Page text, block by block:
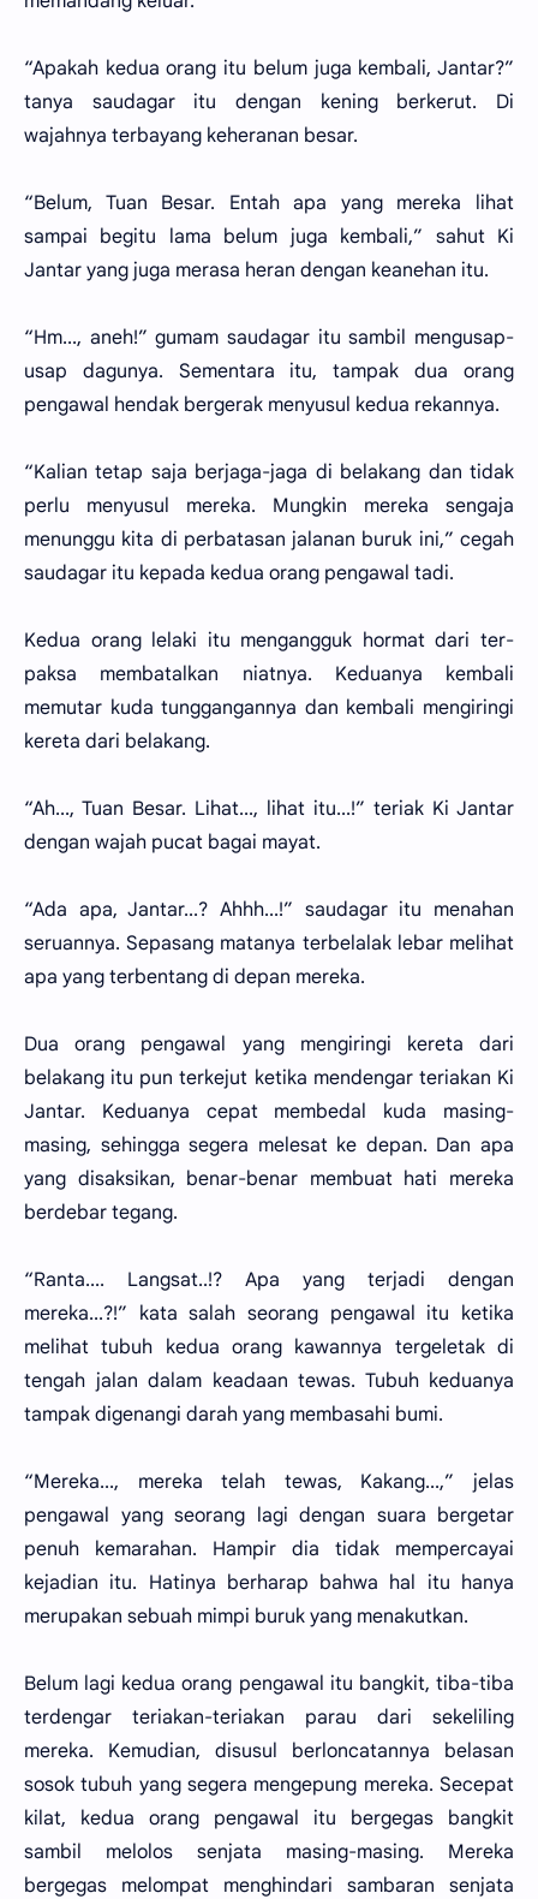
“Apakah kedua orang itu belum juga kembali, Jantar?”
tanya saudagar itu dengan kening berkerut. Di
wajahnya terbayang keheranan besar.
“Belum, Tuan Besar. Entah apa yang mereka lihat
sampai begitu lama belum juga kembali,” sahut Ki
Jantar yang juga merasa heran dengan keanehan itu.
“Hm..., aneh!” gumam saudagar itu sambil mengusap-
usap dagunya. Sementara itu, tampak dua orang
pengawal hendak bergerak menyusul kedua rekannya.
“Kalian tetap saja berjaga-jaga di belakang dan tidak
perlu menyusul mereka. Mungkin mereka sengaja
menunggu kita di perbatasan jalanan buruk ini,” cegah
saudagar itu kepada kedua orang pengawal tadi.
Kedua orang lelaki itu mengangguk hormat dari ter-
paksa membatalkan niatnya. Keduanya kembali
memutar kuda tunggangannya dan kembali mengiringi
kereta dari belakang.
“Ah..., Tuan Besar. Lihat..., lihat itu...!” teriak Ki Jantar
dengan wajah pucat bagai mayat.
“Ada apa, Jantar...? Ahhh...!” saudagar itu menahan
seruannya. Sepasang matanya terbelalak lebar melihat
apa yang terbentang di depan mereka.
Dua orang pengawal yang mengiringi kereta dari
belakang itu pun terkejut ketika mendengar teriakan Ki
Jantar. Keduanya cepat membedal kuda masing-
masing, sehingga segera melesat ke depan. Dan apa
yang disaksikan, benar-benar membuat hati mereka
berdebar tegang.
“Ranta.... Langsat..!? Apa yang terjadi dengan
mereka...?!” kata salah seorang pengawal itu ketika
melihat tubuh kedua orang kawannya tergeletak di
tengah jalan dalam keadaan tewas. Tubuh keduanya
tampak digenangi darah yang membasahi bumi.
“Mereka..., mereka telah tewas, Kakang...,” jelas
pengawal yang seorang lagi dengan suara bergetar
penuh kemarahan. Hampir dia tidak mempercayai
kejadian itu. Hatinya berharap bahwa hal itu hanya
merupakan sebuah mimpi buruk yang menakutkan.
Belum lagi kedua orang pengawal itu bangkit, tiba-tiba
terdengar teriakan-teriakan parau dari sekeliling
mereka. Kemudian, disusul berloncatannya belasan
sosok tubuh yang segera mengepung mereka. Secepat
kilat, kedua orang pengawal itu bergegas bangkit
sambil melolos senjata masing-masing. Mereka
bergegas melompat menghindari sambaran senjata